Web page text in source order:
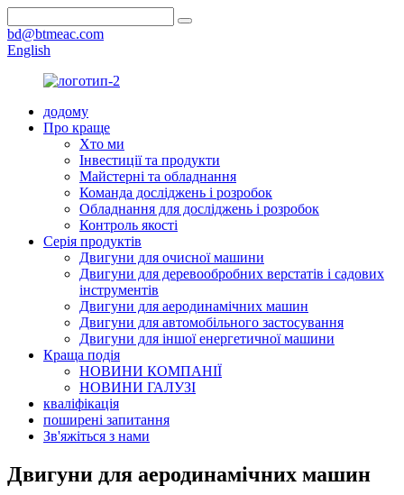
bd@btmeac.com
English
додому
Про краще
Хто ми
Інвестиції та продукти
Майстерні та обладнання
Команда досліджень і розробок
Обладнання для досліджень і розробок
Контроль якості
Серія продуктів
Двигуни для очисної машини
Двигуни для деревообробних верстатів і садових
інструментів
Двигуни для аеродинамічних машин
Двигуни для автомобільного застосування
Двигуни для іншої енергетичної машини
Краща подія
НОВИНИ КОМПАНІЇ
НОВИНИ ГАЛУЗІ
кваліфікація
поширені запитання
Зв'яжіться з нами
Двигуни для аеродинамічних машин